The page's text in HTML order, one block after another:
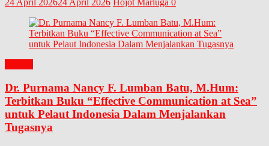
24 April 202624 April 2026 Hojot Marluga 0
Dr. Purnama Nancy F. Lumban Batu, M.Hum:
Terbitkan Buku “Effective Communication at Sea”
untuk Pelaut Indonesia Dalam Menjalankan
Tugasnya